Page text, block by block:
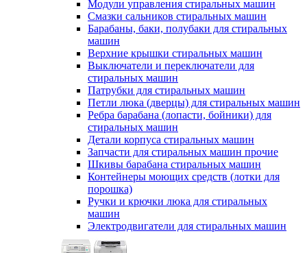
Модули управления стиральных машин
Смазки сальников стиральных машин
Барабаны, баки, полубаки для стиральных
машин
Верхние крышки стиральных машин
Выключатели и переключатели для
стиральных машин
Патрубки для стиральных машин
Петли люка (дверцы) для стиральных машин
Ребра барабана (лопасти, бойники) для
стиральных машин
Детали корпуса стиральных машин
Запчасти для стиральных машин прочие
Шкивы барабана стиральных машин
Контейнеры моющих средств (лотки для
порошка)
Ручки и крючки люка для стиральных
машин
Электродвигатели для стиральных машин